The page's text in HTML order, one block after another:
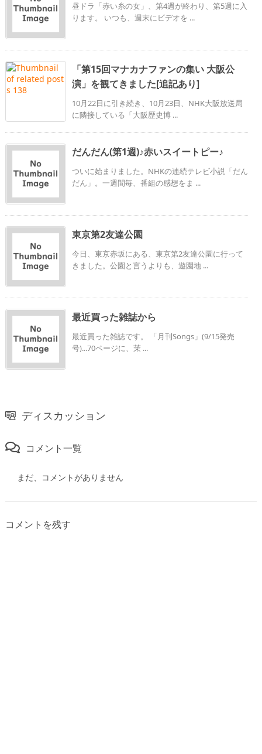
昼ドラ「赤い糸の女」、第4週が終わり、第5週に入
ります。 いつも、週末にビデオを ...
「第15回マナカナファンの集い 大阪公
演」を観てきました[追記あり]
10月22日に引き続き、10月23日、NHK大阪放送局
に隣接している「大阪歴史博 ...
だんだん(第1週)♪赤いスイートピー♪
ついに始まりました。NHKの連続テレビ小説「だん
だん」。一週間毎、番組の感想をま ...
東京第2友達公園
今日、東京赤坂にある、東京第2友達公園に行って
きました。公園と言うよりも、遊園地 ...
最近買った雑誌から
最近買った雑誌です。 「月刊Songs」(9/15発売
号)...70ページに、茉 ...
ディスカッション
コメント一覧
まだ、コメントがありません
コメントを残す